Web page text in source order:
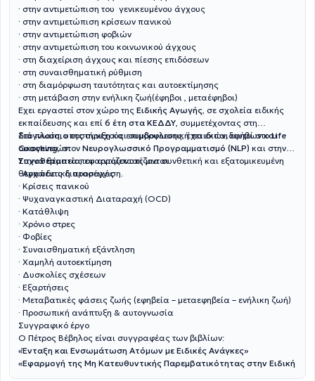
· στην αντιμετώπιση του γενικευμένου άγχους
· στην αντιμετώπιση κρίσεων πανικού
· στην αντιμετώπιση φοβιών
· στην αντιμετώπιση του κοινωνικού άγχους
· στη διαχείριση άγχους και πίεσης επιδόσεων
· στη συναισθηματική ρύθμιση
· στη διαμόρφωση ταυτότητας και αυτοεκτίμησης
· στη μετάβαση στην ενήλικη ζωή(έφηβοι , μεταέφηβοι)
Έχει εργαστεί στον χώρο της Ειδικής Αγωγής, σε σχολεία ειδικής
εκπαίδευσης και επί 6 έτη στα ΚΕΔΔΥ, συμμετέχοντας στη
διάγνωση, υποστήριξη και συμβουλευτική παιδιών, εφήβων και
οικογενειών.
Στο πλαίσιο της συνεχούς επιμόρφωσης, έχει εκπαιδευτεί στοLife
Coaching, στον Νευρογλωσσικό Προγραμματισμό (NLP) και στην
Υπνοθεραπεία, εφαρμόζοντας μια συνθετική και εξατομικευμένη
θεραπευτική προσέγγιση.
Συχνά θέματα που αντιμετωπίζονται
·Αγχώδεις διαταραχές
· Κρίσεις πανικού
· Ψυχαναγκαστική Διαταραχή (OCD)
· Κατάθλιψη
· Χρόνιο στρες
· Φοβίες
· Συναισθηματική εξάντληση
· Χαμηλή αυτοεκτίμηση
· Δυσκολίες σχέσεων
· Εξαρτήσεις
· Μεταβατικές φάσεις ζωής (εφηβεία – μεταεφηβεία – ενήλικη ζωή)
· Προσωπική ανάπτυξη & αυτογνωσία
Συγγραφικό έργο
Ο Πέτρος Βέβηλος είναι συγγραφέας των βιβλίων:
«Ένταξη και Ενσωμάτωση Ατόμων με Ειδικές Ανάγκες»
«Εφαρμογή της Μη Κατευθυντικής Παρεμβατικότητας στην Ειδική